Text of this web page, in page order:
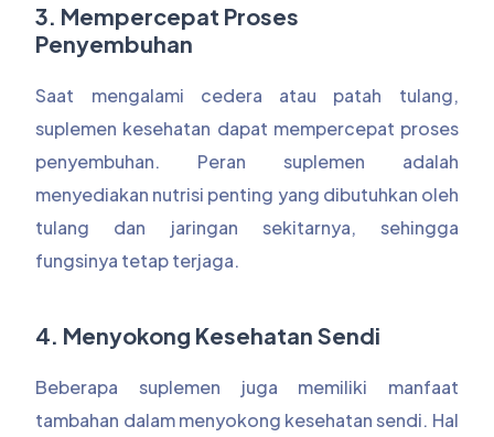
3. Mempercepat Proses
Penyembuhan
Saat mengalami cedera atau patah tulang,
suplemen kesehatan dapat mempercepat proses
penyembuhan. Peran suplemen adalah
menyediakan nutrisi penting yang dibutuhkan oleh
tulang dan jaringan sekitarnya, sehingga
fungsinya tetap terjaga.
4. Menyokong Kesehatan Sendi
Beberapa suplemen juga memiliki manfaat
tambahan dalam menyokong kesehatan sendi. Hal